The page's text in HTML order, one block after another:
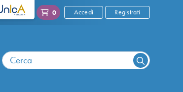
0 Accedi Registrati